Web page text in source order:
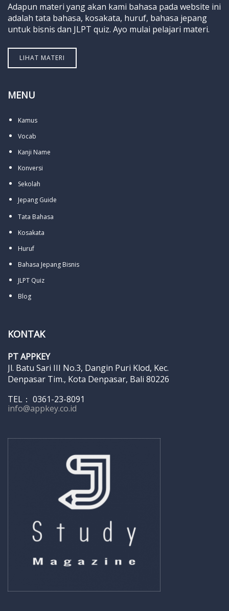
Adapun materi yang akan kami bahasa pada website ini
adalah tata bahasa, kosakata, huruf, bahasa jepang
untuk bisnis dan JLPT quiz. Ayo mulai pelajari materi.
LIHAT MATERI
MENU
Kamus
Vocab
Kanji Name
Konversi
Sekolah
Jepang Guide
Tata Bahasa
Kosakata
Huruf
Bahasa Jepang Bisnis
JLPT Quiz
Blog
KONTAK
PT APPKEY
Jl. Batu Sari III No.3, Dangin Puri Klod, Kec.
Denpasar Tim., Kota Denpasar, Bali 80226
TEL： 0361-23-8091
info@appkey.co.id